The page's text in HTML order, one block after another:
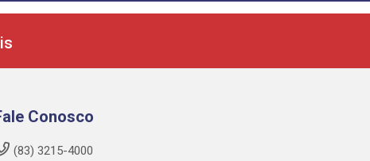
Conosco
(83) 3215-4000